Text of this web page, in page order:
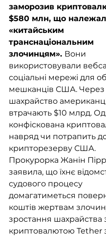
заморозив
$580 млн, що
«китайським
транснаціональним
злочинцям». Вони
використовували
соціальні мережі для
мешканців США. Через
шахрайство
втрачають $10 млрд.
конфіскована
навряд чи потрапить
крипторезерву США.
Прокурорка Жанін
заявила, що їхнє
судового процесу
домагатиметься
коштів жертвам
зростання шахрайства
криптовалютою Tether